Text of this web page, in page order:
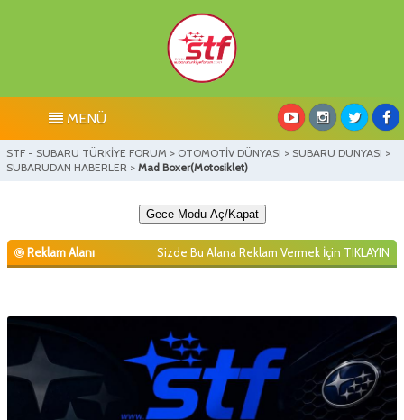
MENÜ
STF - SUBARU TÜRKİYE FORUM > OTOMOTİV DÜNYASI > SUBARU DUNYASI >
SUBARUDAN HABERLER > Mad Boxer(Motosiklet)
Gece Modu Aç/Kapat
Reklam Alanı Sizde Bu Alana Reklam Vermek İçin TIKLAYIN